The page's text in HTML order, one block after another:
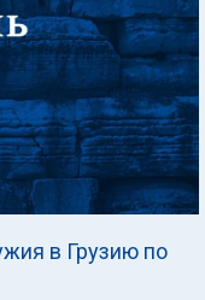
в Грузию по